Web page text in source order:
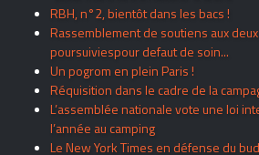
RBH, n°2, bientôt dans les bacs !
Rassemblement de soutiens aux
poursuiviespour defaut de soin...
Un pogrom en plein Paris !
Réquisition dans le cadre de la
L’assemblée nationale vote une loi
l’année au camping
Le New York Times en défense du